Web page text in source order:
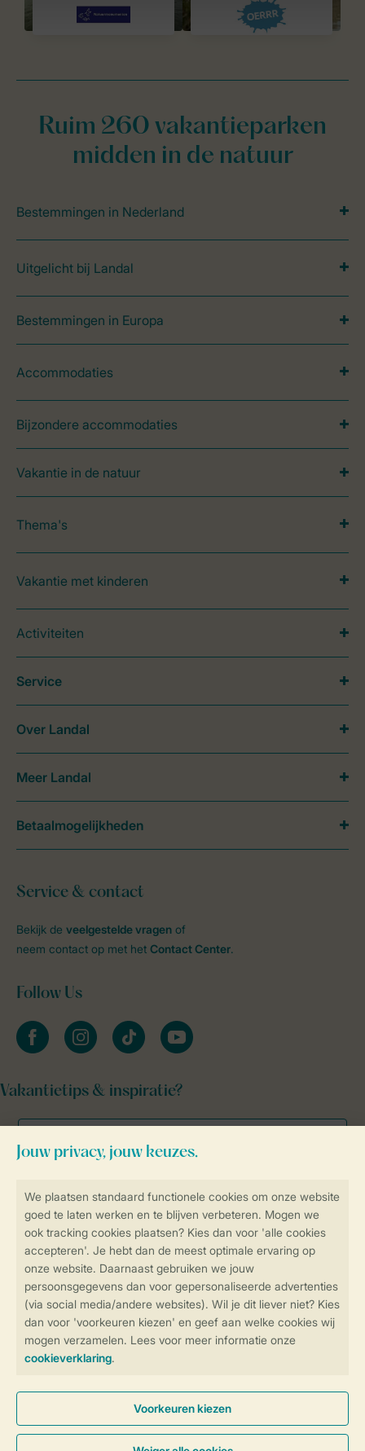
Controle over jouw gegevens &
Instellingen wijzigen
Veilig en snel online boeken
Veilige gegevensoverdracht
Veilige betaling
Ruim 260 vakantieparken
midden in de natuur
Bestemmingen in Nederland
Uitgelicht bij Landal
Bestemmingen in Europa
Accommodaties
Bijzondere accommodaties
Vakantie in de natuur
Thema's
Vakantie met kinderen
Activiteiten
Service & contact
Bekijk de veelgestelde vragen of
neem contact op met het Contact Center.
Follow Us
facebookinstagramtiktok youtube
Vakantietips & inspiratie?
Service
Over Landal
Meer Landal
Betaalmogelijkheden